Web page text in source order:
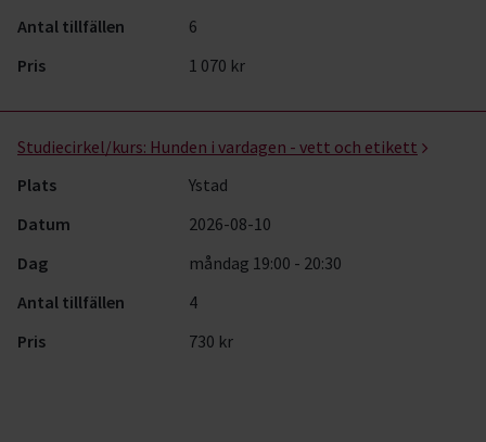
Antal tillfällen
6
Pris
1 070 kr
Studiecirkel/kurs: Hunden i vardagen - vett och etikett
Plats
Ystad
Datum
2026-08-10
Dag
måndag 19:00 - 20:30
Antal tillfällen
4
Pris
730 kr